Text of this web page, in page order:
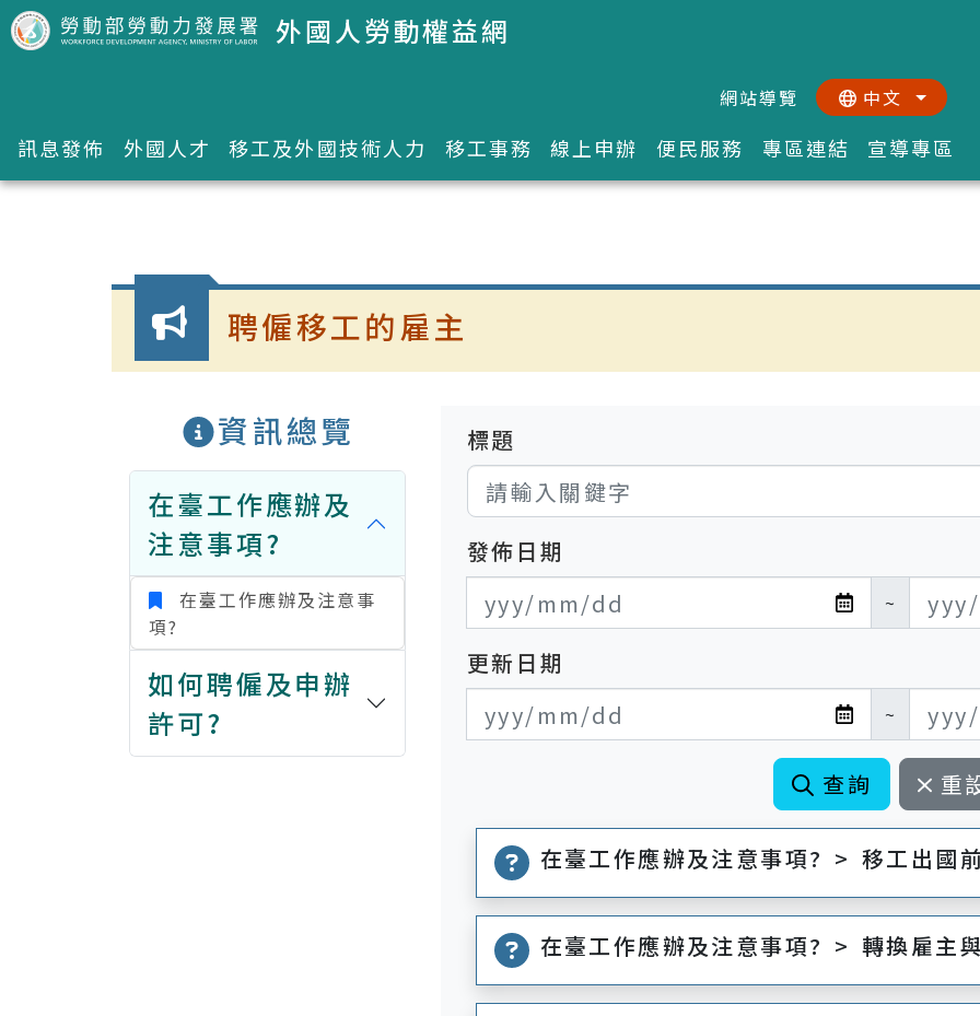
跳到主要內容區塊 外國人勞動權益網
:::網站導覽 中文
訊息發佈 外國人才 移工及外國技術人力 移工事務 線上申辦 便民服務 專區連結 宣導專區
聘僱移工的雇主
資訊總覽
在臺工作應辦及
注意事項?
在臺工作應辦及注意事
項?
如何聘僱及申辦
許可?
標題
發佈日期
發布日期開始
~
發布日期結束
更新日期
更新日期開始
~
更新日期結束
查詢 重
在臺工作應辦及注意事項? > 移工出國
在臺工作應辦及注意事項? > 轉換雇主